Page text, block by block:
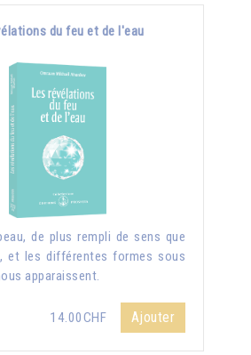
du feu et de l'eau
de plus rempli de sens que
et les différentes formes sous
apparaissent.
14.00CHF Ajouter